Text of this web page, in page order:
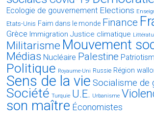
Ecologie de gouvernement Elections
Etats-Unis Faim dans le monde Finance
Grèce Immigration Justice climatique
Militarisme Mouvement
Médias Nucléaire Palestine
Politique Royaume-Uni Russie Région
Sens de la vie Socialisme de
Société Turquie U.E. Urbanisme
son maître Économistes